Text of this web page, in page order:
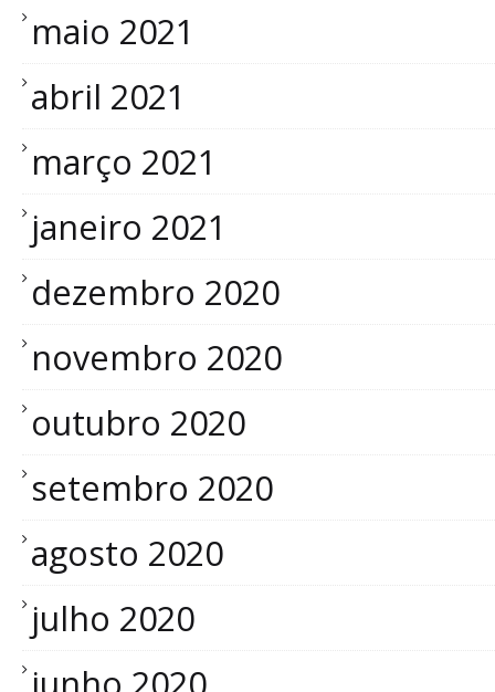
maio 2021
abril 2021
março 2021
janeiro 2021
dezembro 2020
novembro 2020
outubro 2020
setembro 2020
agosto 2020
julho 2020